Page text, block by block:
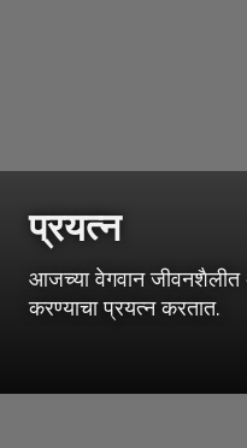
प्रयत्न
आजच्या वेगवान
करण्याचा प्रयत्न करतात.